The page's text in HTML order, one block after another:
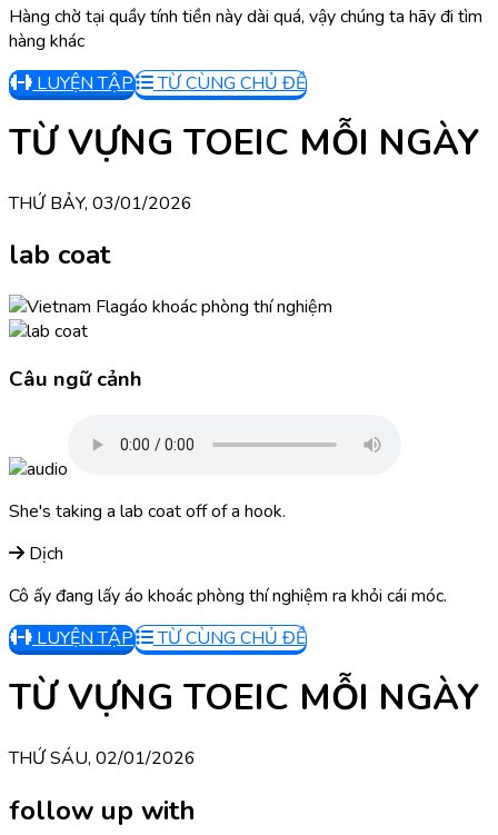
Hàng chờ tại quầy tính tiền này dài quá, vậy chúng ta hãy đi tìm
hàng khác
LUYỆN TẬP
TỪ CÙNG CHỦ ĐỀ
TỪ VỰNG TOEIC MỖI NGÀY
THỨ BẢY, 03/01/2026
lab coat
áo khoác phòng thí nghiệm
Câu ngữ cảnh
She's taking a lab coat off of a hook.
Dịch
Cô ấy đang lấy áo khoác phòng thí nghiệm ra khỏi cái móc.
LUYỆN TẬP
TỪ CÙNG CHỦ ĐỀ
TỪ VỰNG TOEIC MỖI NGÀY
THỨ SÁU, 02/01/2026
follow up with